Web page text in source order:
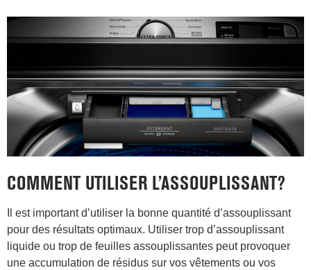
COMMENT UTILISER L’ASSOUPLISSANT?
Il est important d’utiliser la bonne quantité d’assouplissant
pour des résultats optimaux. Utiliser trop d’assouplissant
liquide ou trop de feuilles assouplissantes peut provoquer
une accumulation de résidus sur vos vêtements ou vos